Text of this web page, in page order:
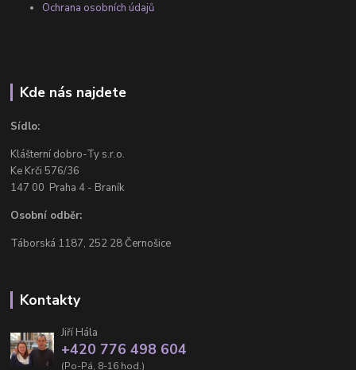
Ochrana osobních údajů
Kde nás najdete
Sídlo:
Klášterní dobro-Ty s.r.o.
Ke Krči 576/36
147 00 Praha 4 - Braník
Osobní odběr:
Táborská 1187, 252 28 Černošice
Kontakty
Jiří Hála
+420 776 498 604
(Po-Pá, 8-16 hod.)